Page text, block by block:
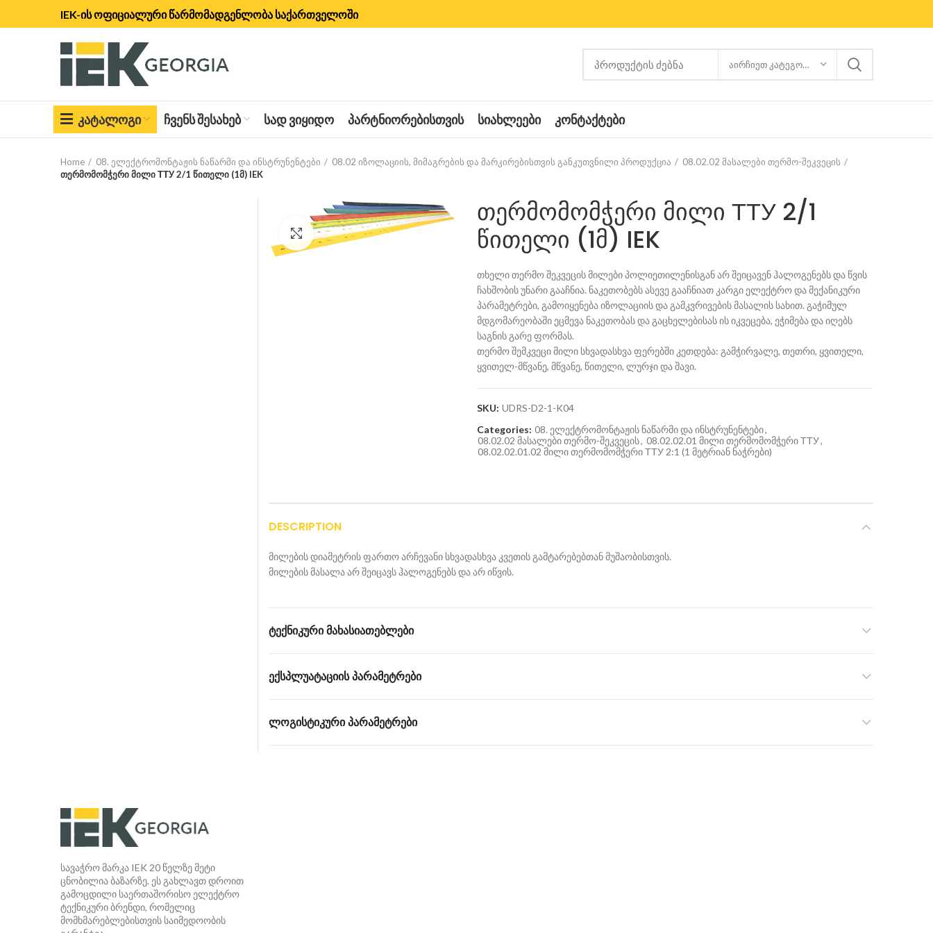
IEK-ის ოფიციალური წარმომადგენლობა საქართველოში
ᲐᲘᲠᲩᲘᲔᲗ ᲙᲐᲢᲔᲒᲝᲠᲘᲐ
ᲙᲐᲢᲐᲚᲝᲒᲘ ᲩᲕᲔᲜᲡ ᲨᲔᲡᲐᲮᲔᲑ ᲡᲐᲓ ᲕᲘᲧᲘᲓᲝ ᲞᲐᲠᲢᲜᲘᲝᲠᲔᲑᲘᲡᲗᲕᲘᲡ ᲡᲘᲐᲮᲚᲔᲔᲑᲘ ᲙᲝᲜᲢᲐᲥᲢᲔᲑᲘ
Home 08. ელექტრომონტაჟის ნაწარმი და ინსტრუნენტები 08.02 იზოლაციის, მიმაგრების და მარკირებისთვის განკუთვნილი პროდუქცია
08.02.02 მასალები თერმო-შეკვეცის
თერმომომჭერი მილი ТТУ 2/1 წითელი (1მ) IEK
Click to enlarge
თერმომომჭერი მილი ТТУ 2/1
წითელი (1მ) IEK
თხელი თერმო შეკვეცის მილები პოლიეთილენისგან არ შეიცავენ ჰალოგენებს და წვის
ჩახშობის უნარი გააჩნია. ნაკეთობებს ასევე გააჩნიათ კარგი ელექტრო და მექანიკური
პარამეტრები, გამოიყენება იზოლაციის და გამკვრივების მასალის სახით. გაჭიმულ
მდგომარეობაში ეცმევა ნაკეთობას და გაცხელებისას ის იკვეცება, ეჭიმება და იღებს
საგნის გარე ფორმას.
თერმო შემკვეცი მილი სხვადასხვა ფერებში კეთდება: გამჭირვალე, თეთრი, ყვითელი,
ყვითელ-მწვანე, მწვანე, წითელი, ლურჯი და შავი.
SKU: UDRS-D2-1-K04
Categories: 08. ელექტრომონტაჟის ნაწარმი და ინსტრუნენტები,
08.02.02 მასალები თერმო-შეკვეცის, 08.02.02.01 მილი თერმომომჭერი ТТУ,
08.02.02.01.02 მილი თერმომომჭერი ТТУ 2:1 (1 მეტრიან ნაჭრები)
DESCRIPTION
მილების დიამეტრის ფართო არჩევანი სხვადასხვა კვეთის გამტარებებთან მუშაობისთვის.
მილების მასალა არ შეიცავს ჰალოგენებს და არ იწვის.
ᲢᲔᲥᲜᲘᲙᲣᲠᲘ ᲛᲐᲮᲐᲡᲘᲐᲗᲔᲑᲚᲔᲑᲘ
ᲔᲥᲡᲞᲚᲣᲐᲢᲐᲪᲘᲘᲡ ᲞᲐᲠᲐᲛᲔᲢᲠᲔᲑᲘ
ᲚᲝᲒᲘᲡᲢᲘᲙᲣᲠᲘ ᲞᲐᲠᲐᲛᲔᲢᲠᲔᲑᲘ
სავაჭრო მარკა IEK 20 წელზე მეტი
ცნობილია ბაზარზე. ეს გახლავთ დროით
გამოცდილი საერთაშორისო ელექტრო
ტექნიკური ბრენდი, რომელიც
მომხმარებლებისთვის საიმედოობის